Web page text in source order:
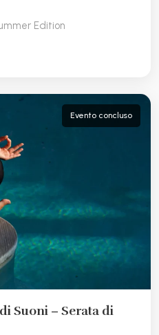
Edition
Evento concluso
Suoni – Serata di